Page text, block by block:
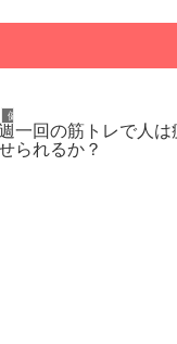
健康・ダイエット
一回の筋トレで人は
られるか？